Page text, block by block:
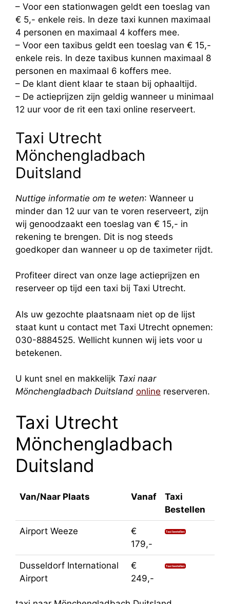
– Voor een stationwagen geldt een toeslag van
€ 5,- enkele reis. In deze taxi kunnen maximaal
4 personen en maximaal 4 koffers mee.
– Voor een taxibus geldt een toeslag van € 15,-
enkele reis. In deze taxibus kunnen maximaal 8
personen en maximaal 6 koffers mee.
– De klant dient klaar te staan bij ophaaltijd.
– De actieprijzen zijn geldig wanneer u minimaal
12 uur voor de rit een taxi online reserveert.
Taxi Utrecht
Mönchengladbach
Duitsland
Nuttige informatie om te weten: Wanneer u
minder dan 12 uur van te voren reserveert, zijn
wij genoodzaakt een toeslag van € 15,- in
rekening te brengen. Dit is nog steeds
goedkoper dan wanneer u op de taximeter rijdt.
Profiteer direct van onze lage actieprijzen en
reserveer op tijd een taxi bij Taxi Utrecht.
Als uw gezochte plaatsnaam niet op de lijst
staat kunt u contact met Taxi Utrecht opnemen:
030-8884525. Wellicht kunnen wij iets voor u
betekenen.
U kunt snel en makkelijk Taxi naar
Mönchengladbach Duitsland online reserveren.
Taxi Utrecht
Mönchengladbach
Duitsland
Van/Naar Plaats Vanaf
Taxi
Bestellen
Airport Weeze
€
179,-
Dusseldorf International
Airport
€
249,-